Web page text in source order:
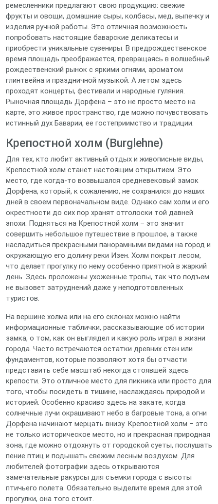
ремесленники предлагают свою продукцию: свежие
фрукты и овощи, домашние сыры, колбасы, мед, выпечку и
изделия ручной работы. Это отличная возможность
попробовать настоящие баварские деликатесы и
приобрести уникальные сувениры. В предрождественское
время площадь преображается, превращаясь в волшебный
рождественский рынок с яркими огнями, ароматом
глинтвейна и праздничной музыкой. А летом здесь
проходят концерты, фестивали и народные гуляния.
Рыночная площадь Дорфена – это не просто место на
карте, это живое пространство, где можно почувствовать
истинный дух Баварии, ее гостеприимство и традиции.
Крепостной холм (Burglehne)
Для тех, кто любит активный отдых и живописные виды,
Крепостной холм станет настоящим открытием. Это
место, где когда-то возвышался средневековый замок
Дорфена, который, к сожалению, не сохранился до наших
дней в своем первоначальном виде. Однако сам холм и его
окрестности до сих пор хранят отголоски той давней
эпохи. Подняться на Крепостной холм – это значит
совершить небольшое путешествие в прошлое, а также
насладиться прекрасными панорамными видами на город и
окружающую его долину реки Изен. Холм покрыт лесом,
что делает прогулку по нему особенно приятной в жаркий
день. Здесь проложены ухоженные тропы, так что подъем
не вызовет затруднений даже у неподготовленных
туристов.
На вершине холма или на его склонах можно найти
информационные таблички, рассказывающие об истории
замка, о том, как он выглядел и какую роль играл в жизни
города. Часто встречаются остатки древних стен или
фундаментов, которые позволяют хотя бы отчасти
представить себе масштаб некогда стоявшей здесь
крепости. Это отличное место для пикника или просто для
того, чтобы посидеть в тишине, наслаждаясь природой и
историей. Особенно красиво здесь на закате, когда
солнечные лучи окрашивают небо в багровые тона, а огни
Дорфена начинают мерцать внизу. Крепостной холм – это
не только историческое место, но и прекрасная природная
зона, где можно отдохнуть от городской суеты, послушать
пение птиц и подышать свежим лесным воздухом. Для
любителей фотографии здесь открываются
замечательные ракурсы для съемки города с высоты
птичьего полета. Обязательно выделите время для этой
прогулки, она того стоит.